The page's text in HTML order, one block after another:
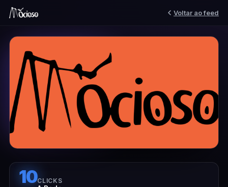
Voltar ao feed
10CLICKS